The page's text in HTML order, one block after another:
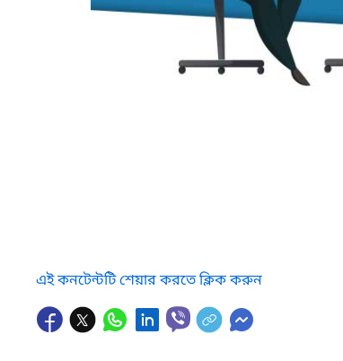
এই কনটেন্টটি শেয়ার করতে ক্লিক করুন